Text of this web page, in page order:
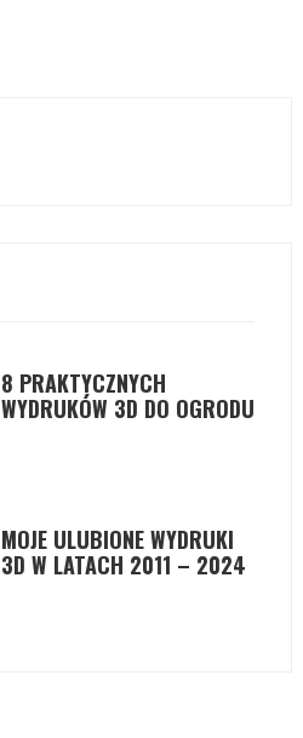
8 PRAKTYCZNYCH
WYDRUKÓW 3D DO OGRODU
MOJE ULUBIONE WYDRUKI
3D W LATACH 2011 – 2024